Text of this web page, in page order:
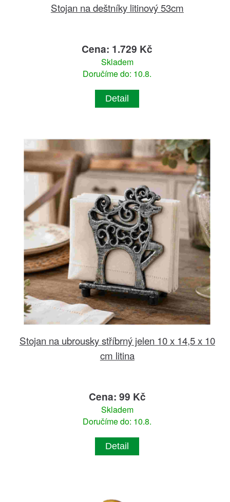
Stojan na deštníky litinový 53cm
Cena: 1.729 Kč
Skladem
Doručíme do: 10.8.
Detail
Stojan na ubrousky stříbrný jelen 10 x 14,5 x 10
cm litina
Cena: 99 Kč
Skladem
Doručíme do: 10.8.
Detail